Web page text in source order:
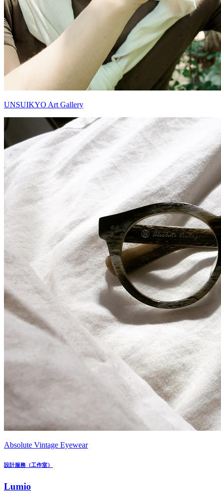
UNSUIKYO Art Gallery
Absolute Vintage Eyewear
設計服務（工作室）
Lumio